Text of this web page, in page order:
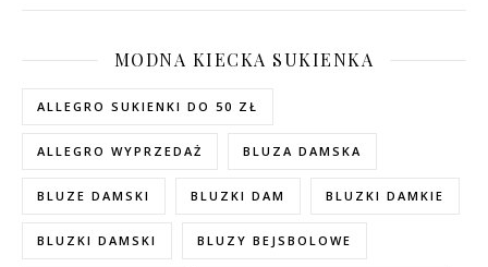
MODNA KIECKA SUKIENKA
ALLEGRO SUKIENKI DO 50 ZŁ
ALLEGRO WYPRZEDAŻ BLUZA DAMSKA
BLUZE DAMSKI BLUZKI DAM BLUZKI DAMKIE
BLUZKI DAMSKI BLUZY BEJSBOLOWE